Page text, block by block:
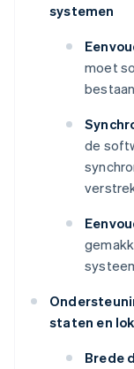
systemen
moet
de
staten en
Brede